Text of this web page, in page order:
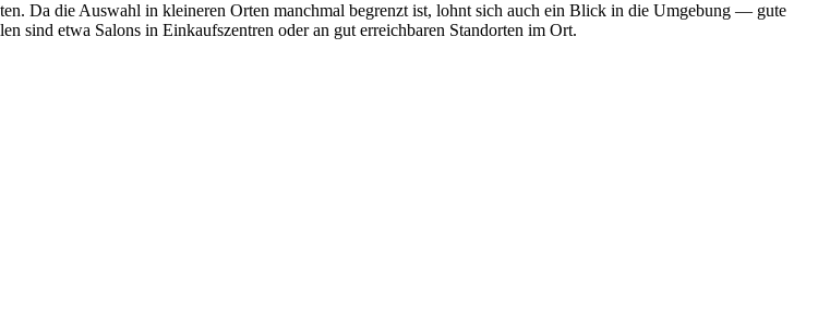
Da die Auswahl in kleineren Orten manchmal begrenzt ist, lohnt sich auch ein Blick in die Umgebung — gute
sind etwa Salons in Einkaufszentren oder an gut erreichbaren Standorten im Ort.